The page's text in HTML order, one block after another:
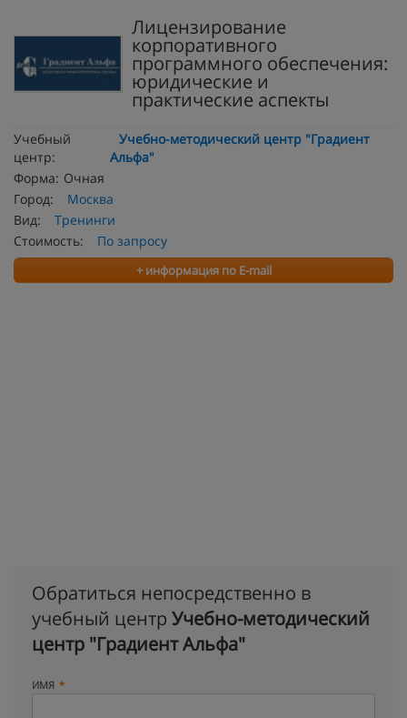
Лицензирование
корпоративного
программного обеспечения:
юридические и
практические аспекты
Учебный
центр:
Учебно-методический центр "Градиент
Альфа"
Форма: Очная
Город:
Москва
Вид:
Тренинги
Стоимость:
По запросу
+ информация по E-mail
Обратиться непосредственно в
учебный центр Учебно-методический
центр "Градиент Альфа"
ИМЯ